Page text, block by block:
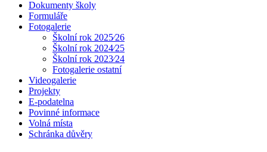
Dokumenty školy
Formuláře
Fotogalerie
Školní rok 2025⁄26
Školní rok 2024⁄25
Školní rok 2023⁄24
Fotogalerie ostatní
Videogalerie
Projekty
E-podatelna
Povinné informace
Volná místa
Schránka důvěry